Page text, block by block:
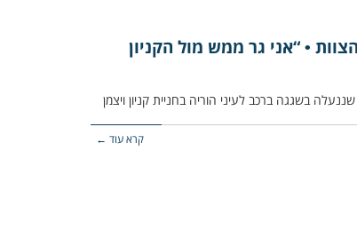
• “אני גר ממש מול הקניון
בשגגה ברכב לעיני הוריה בחניית קניון ויצמן
קרא עוד ←